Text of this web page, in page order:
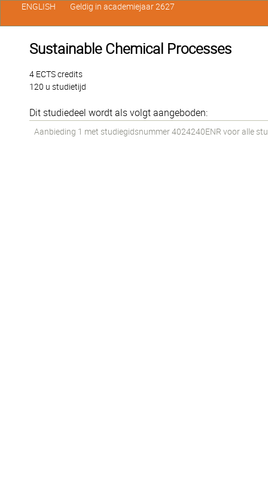
Sustainable Chemical Processes
4 ECTS credits
120 u studietijd
Dit studiedeel wordt als volgt aangeboden:
Aanbieding 1 met studiegidsnummer 4024240ENR voor alle
ENGLISH Geldig in academiejaar 2627